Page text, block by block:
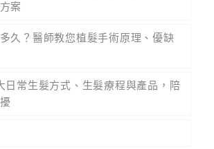
案
久？醫師教您植髮手術原理、優缺
日常生髮方式、生髮療程與產品，陪